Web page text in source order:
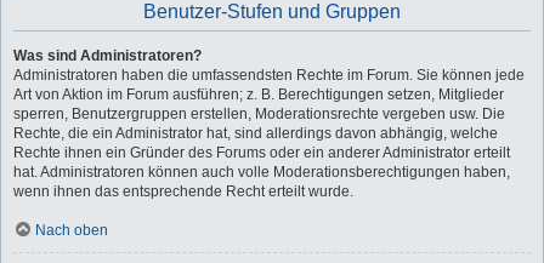
Benutzer-Stufen und Gruppen
Was sind Administratoren?
Administratoren haben die umfassendsten Rechte im Forum. Sie können jede
Art von Aktion im Forum ausführen; z. B. Berechtigungen setzen, Mitglieder
sperren, Benutzergruppen erstellen, Moderationsrechte vergeben usw. Die
Rechte, die ein Administrator hat, sind allerdings davon abhängig, welche
Rechte ihnen ein Gründer des Forums oder ein anderer Administrator erteilt
hat. Administratoren können auch volle Moderationsberechtigungen haben,
wenn ihnen das entsprechende Recht erteilt wurde.
Nach oben